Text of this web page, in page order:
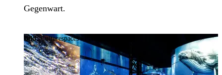
Gegenwart.
Bild:Culturespaces / Falko Wübbecke